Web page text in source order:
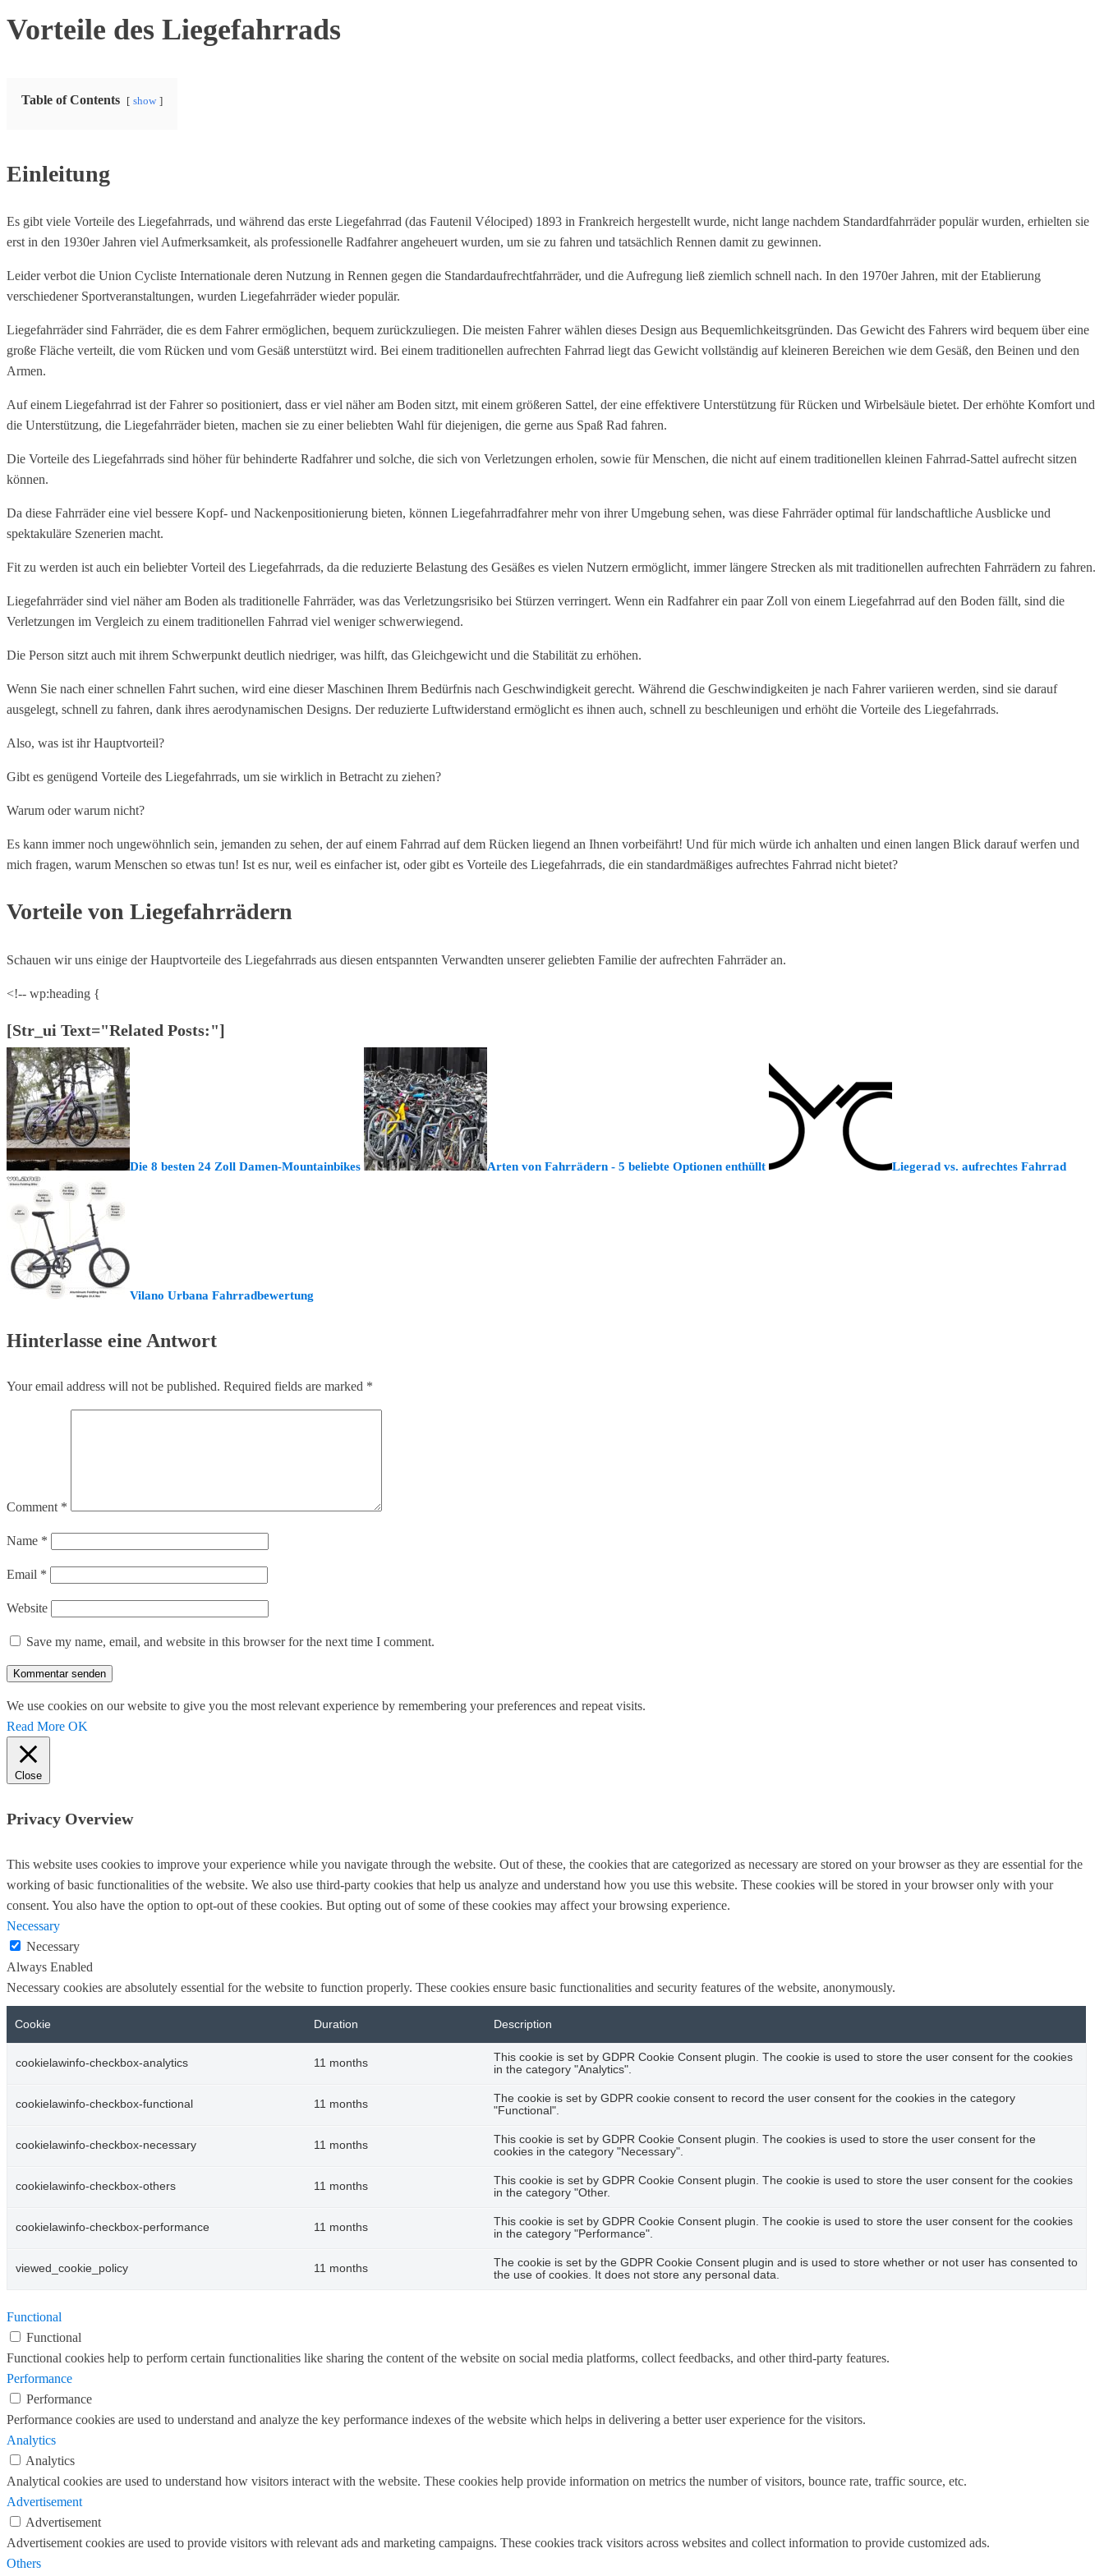
Vorteile des Liegefahrrads
Table of Contents show
Einleitung
Es gibt viele Vorteile des Liegefahrrads, und während das erste Liegefahrrad (das Fautenil Vélociped) 1893 in Frankreich hergestellt wurde, nicht lange nachdem Standardfahrräder populär wurden, erhielten sie
erst in den 1930er Jahren viel Aufmerksamkeit, als professionelle Radfahrer angeheuert wurden, um sie zu fahren und tatsächlich Rennen damit zu gewinnen.
Leider verbot die Union Cycliste Internationale deren Nutzung in Rennen gegen die Standardaufrechtfahrräder, und die Aufregung ließ ziemlich schnell nach. In den 1970er Jahren, mit der Etablierung
verschiedener Sportveranstaltungen, wurden Liegefahrräder wieder populär.
Liegefahrräder sind Fahrräder, die es dem Fahrer ermöglichen, bequem zurückzuliegen. Die meisten Fahrer wählen dieses Design aus Bequemlichkeitsgründen. Das Gewicht des Fahrers wird bequem über eine
große Fläche verteilt, die vom Rücken und vom Gesäß unterstützt wird. Bei einem traditionellen aufrechten Fahrrad liegt das Gewicht vollständig auf kleineren Bereichen wie dem Gesäß, den Beinen und den
Armen.
Auf einem Liegefahrrad ist der Fahrer so positioniert, dass er viel näher am Boden sitzt, mit einem größeren Sattel, der eine effektivere Unterstützung für Rücken und Wirbelsäule bietet. Der erhöhte Komfort und
die Unterstützung, die Liegefahrräder bieten, machen sie zu einer beliebten Wahl für diejenigen, die gerne aus Spaß Rad fahren.
Die Vorteile des Liegefahrrads sind höher für behinderte Radfahrer und solche, die sich von Verletzungen erholen, sowie für Menschen, die nicht auf einem traditionellen kleinen Fahrrad-Sattel aufrecht sitzen
können.
Da diese Fahrräder eine viel bessere Kopf- und Nackenpositionierung bieten, können Liegefahrradfahrer mehr von ihrer Umgebung sehen, was diese Fahrräder optimal für landschaftliche Ausblicke und
spektakuläre Szenerien macht.
Fit zu werden ist auch ein beliebter Vorteil des Liegefahrrads, da die reduzierte Belastung des Gesäßes es vielen Nutzern ermöglicht, immer längere Strecken als mit traditionellen aufrechten Fahrrädern zu fahren.
Liegefahrräder sind viel näher am Boden als traditionelle Fahrräder, was das Verletzungsrisiko bei Stürzen verringert. Wenn ein Radfahrer ein paar Zoll von einem Liegefahrrad auf den Boden fällt, sind die
Verletzungen im Vergleich zu einem traditionellen Fahrrad viel weniger schwerwiegend.
Die Person sitzt auch mit ihrem Schwerpunkt deutlich niedriger, was hilft, das Gleichgewicht und die Stabilität zu erhöhen.
Wenn Sie nach einer schnellen Fahrt suchen, wird eine dieser Maschinen Ihrem Bedürfnis nach Geschwindigkeit gerecht. Während die Geschwindigkeiten je nach Fahrer variieren werden, sind sie darauf
ausgelegt, schnell zu fahren, dank ihres aerodynamischen Designs. Der reduzierte Luftwiderstand ermöglicht es ihnen auch, schnell zu beschleunigen und erhöht die Vorteile des Liegefahrrads.
Also, was ist ihr Hauptvorteil?
Gibt es genügend Vorteile des Liegefahrrads, um sie wirklich in Betracht zu ziehen?
Warum oder warum nicht?
Es kann immer noch ungewöhnlich sein, jemanden zu sehen, der auf einem Fahrrad auf dem Rücken liegend an Ihnen vorbeifährt! Und für mich würde ich anhalten und einen langen Blick darauf werfen und
mich fragen, warum Menschen so etwas tun! Ist es nur, weil es einfacher ist, oder gibt es Vorteile des Liegefahrrads, die ein standardmäßiges aufrechtes Fahrrad nicht bietet?
Vorteile von Liegefahrrädern
Schauen wir uns einige der Hauptvorteile des Liegefahrrads aus diesen entspannten Verwandten unserer geliebten Familie der aufrechten Fahrräder an.
<!-- wp:heading {
[str_ui Text="Related Posts:"]
Die 8 besten 24 Zoll Damen-Mountainbikes Arten von Fahrrädern - 5 beliebte Optionen enthüllt Liegerad vs. aufrechtes Fahrrad
Vilano Urbana Fahrradbewertung
Hinterlasse eine Antwort
Your email address will not be published. Required fields are marked *
Comment *
Name *
Email *
Website
Save my name, email, and website in this browser for the next time I comment.
We use cookies on our website to give you the most relevant experience by remembering your preferences and repeat visits.
Read More OK
Close
Privacy Overview
This website uses cookies to improve your experience while you navigate through the website. Out of these, the cookies that are categorized as necessary are stored on your browser as they are essential for the
working of basic functionalities of the website. We also use third-party cookies that help us analyze and understand how you use this website. These cookies will be stored in your browser only with your
consent. You also have the option to opt-out of these cookies. But opting out of some of these cookies may affect your browsing experience.
Necessary
Necessary
Always Enabled
Necessary cookies are absolutely essential for the website to function properly. These cookies ensure basic functionalities and security features of the website, anonymously.
Cookie Duration Description
cookielawinfo-checkbox-analytics 11 months
This cookie is set by GDPR Cookie Consent plugin. The cookie is used to store the user consent for the cookies
in the category "Analytics".
cookielawinfo-checkbox-functional 11 months
The cookie is set by GDPR cookie consent to record the user consent for the cookies in the category
"Functional".
cookielawinfo-checkbox-necessary 11 months
This cookie is set by GDPR Cookie Consent plugin. The cookies is used to store the user consent for the
cookies in the category "Necessary".
cookielawinfo-checkbox-others 11 months
This cookie is set by GDPR Cookie Consent plugin. The cookie is used to store the user consent for the cookies
in the category "Other.
cookielawinfo-checkbox-performance 11 months
This cookie is set by GDPR Cookie Consent plugin. The cookie is used to store the user consent for the cookies
in the category "Performance".
viewed_cookie_policy 11 months
The cookie is set by the GDPR Cookie Consent plugin and is used to store whether or not user has consented to
the use of cookies. It does not store any personal data.
Functional
Functional
Functional cookies help to perform certain functionalities like sharing the content of the website on social media platforms, collect feedbacks, and other third-party features.
Performance
Performance
Performance cookies are used to understand and analyze the key performance indexes of the website which helps in delivering a better user experience for the visitors.
Analytics
Analytics
Analytical cookies are used to understand how visitors interact with the website. These cookies help provide information on metrics the number of visitors, bounce rate, traffic source, etc.
Advertisement
Advertisement
Advertisement cookies are used to provide visitors with relevant ads and marketing campaigns. These cookies track visitors across websites and collect information to provide customized ads.
Others